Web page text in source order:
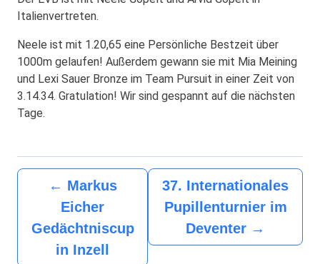
Italienvertreten.
Neele ist mit 1.20,65 eine Persönliche Bestzeit über
1000m gelaufen! Außerdem gewann sie mit Mia Meining
und Lexi Sauer Bronze im Team Pursuit in einer Zeit von
3.14.34. Gratulation! Wir sind gespannt auf die nächsten
Tage.
← Markus
Eicher
Gedächtniscup
in Inzell
37. Internationales
Pupillenturnier im
Deventer →